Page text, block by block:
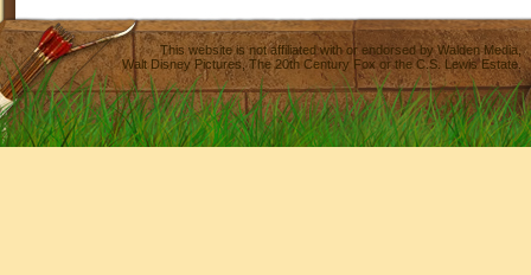
This website is not affiliated with or endorsed byWalden Media
Walt Disney Pictures,The 20th Century Fox or the C.S. Lewis Estate.